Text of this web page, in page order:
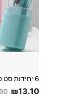
₪13.10 90+ נמכר